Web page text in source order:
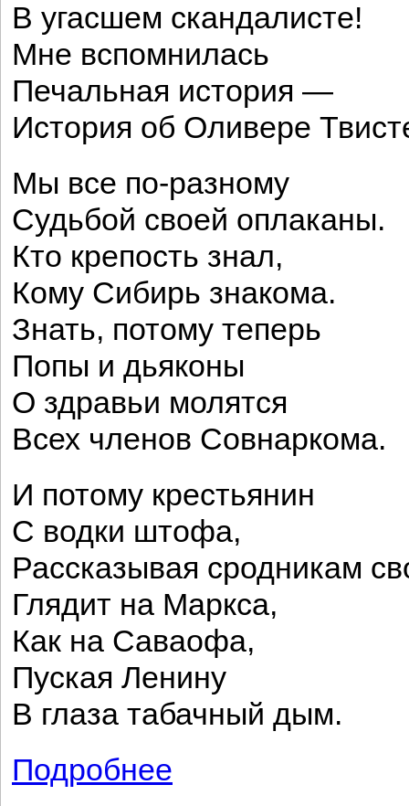
В угасшем скандалисте!
Мне вспомнилась
Печальная история —
История об Оливере
Мы все по-разному
Судьбой своей оплаканы.
Кто крепость знал,
Кому Сибирь знакома.
Знать, потому теперь
Попы и дьяконы
О здравьи молятся
Всех членов Совнаркома.
И потому крестьянин
С водки штофа,
Рассказывая сродникам
Глядит на Маркса,
Как на Саваофа,
Пуская Ленину
В глаза табачный дым.
Подробнее